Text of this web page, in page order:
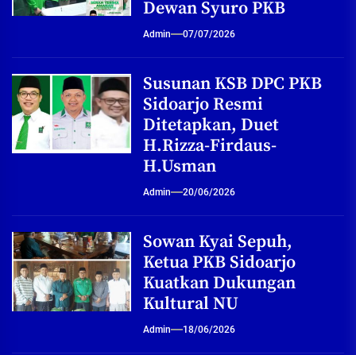
Dewan Syuro PKB
Admin 07/07/2026
Susunan KSB DPC PKB
Sidoarjo Resmi
Ditetapkan, Duet
H.Rizza-Firdaus-
H.Usman
Admin 20/06/2026
Sowan Kyai Sepuh,
Ketua PKB Sidoarjo
Kuatkan Dukungan
Kultural NU
Admin 18/06/2026